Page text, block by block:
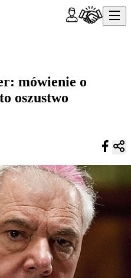
mówienie o
oszustwo